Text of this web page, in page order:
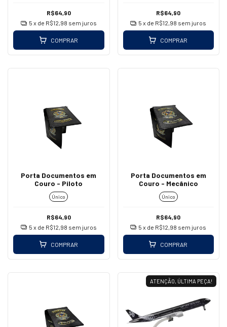
R$64,90
5 x de R$12,98 sem juros
COMPRAR
R$64,90
5 x de R$12,98 sem juros
COMPRAR
Porta Documentos em
Couro - Piloto
Único
R$64,90
5 x de R$12,98 sem juros
COMPRAR
Porta Documentos em
Couro - Mecânico
Único
R$64,90
5 x de R$12,98 sem juros
COMPRAR
ATENÇÃO, ÚLTIMA PEÇA!